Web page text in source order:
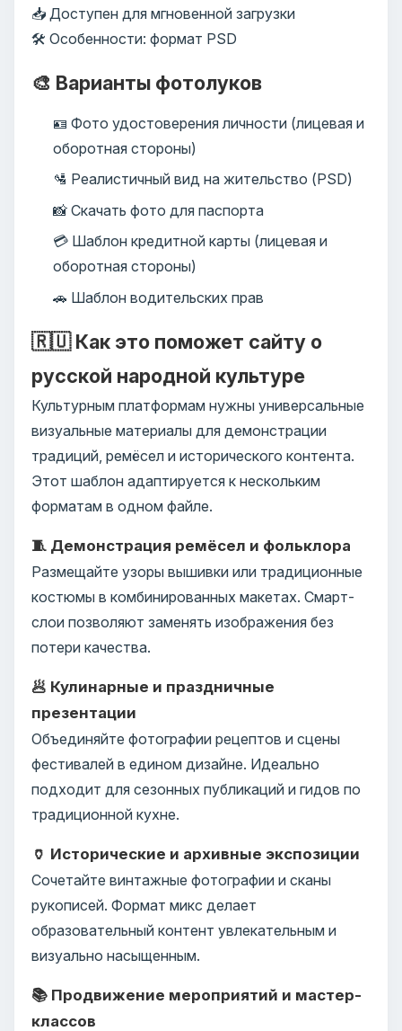
📥 Доступен для мгновенной загрузки
🛠️ Особенности: формат PSD
🎨 Варианты фотолуков
🪪 Фото удостоверения личности (лицевая и
оборотная стороны)
🛂 Реалистичный вид на жительство (PSD)
📸 Скачать фото для паспорта
💳 Шаблон кредитной карты (лицевая и
оборотная стороны)
🚗 Шаблон водительских прав
🇷🇺 Как это поможет сайту о
русской народной культуре
Культурным платформам нужны универсальные
визуальные материалы для демонстрации
традиций, ремёсел и исторического контента.
Этот шаблон адаптируется к нескольким
форматам в одном файле.
🧵 Демонстрация ремёсел и фольклора
Размещайте узоры вышивки или традиционные
костюмы в комбинированных макетах. Смарт-
слои позволяют заменять изображения без
потери качества.
🥟 Кулинарные и праздничные
презентации
Объединяйте фотографии рецептов и сцены
фестивалей в едином дизайне. Идеально
подходит для сезонных публикаций и гидов по
традиционной кухне.
🏺 Исторические и архивные экспозиции
Сочетайте винтажные фотографии и сканы
рукописей. Формат микс делает
образовательный контент увлекательным и
визуально насыщенным.
📚 Продвижение мероприятий и мастер-
классов